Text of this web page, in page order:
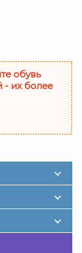
обувь
- их более